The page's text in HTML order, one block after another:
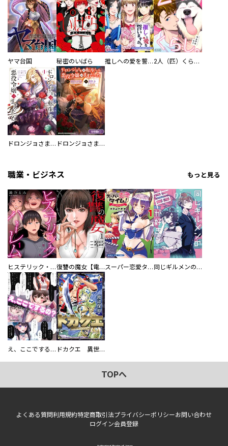
ヤマ台国 秘密のいばら 推しへの愛を誓いますか？～アラサー女子、推しは逃げぬが人生逃げる～ 2人（匹）くらし。
ドロンジョさまは転生しても悪役令嬢のままだった ドロンジョさまは転生しても悪役令嬢のままだった【分冊版】
職業・ビジネス もっと見る
ヒステリック・ハーレム～搾られる男と堕ちる女～【電子単行本版】 復讐の魔女【電子単行本版】 スーパー恋愛タイム！～現場でドＳな彼女は自宅でデレる～ 同じギルメンの声が好き
え、ここでするの？ アイドルのファンが知らない日常 ドカクエ 異世界ドカコッククエスト
TOPへ
よくある質問利用規約特定商取引法プライバシーポリシーお問い合わせ
ログイン会員登録